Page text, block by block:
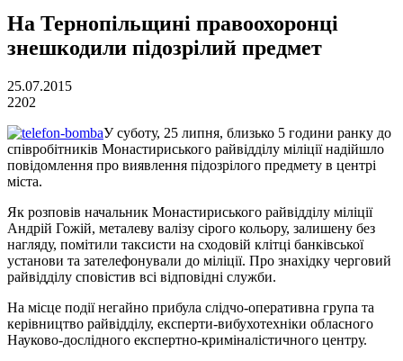
На Тернопільщині правоохоронці
знешкодили підозрілий предмет
25.07.2015
2202
У суботу, 25 липня, близько 5 години ранку до
співробітників Монастириського райвідділу міліції надійшло
повідомлення про виявлення підозрілого предмету в центрі
міста.
Як розповів начальник Монастириського райвідділу міліції
Андрій Гожій, металеву валізу сірого кольору, залишену без
нагляду, помітили таксисти на сходовій клітці банківської
установи та зателефонували до міліції. Про знахідку черговий
райвідділу сповістив всі відповідні служби.
На місце події негайно прибула слідчо-оперативна група та
керівництво райвідділу, експерти-вибухотехніки обласного
Науково-дослідного експертно-криміналістичного центру.